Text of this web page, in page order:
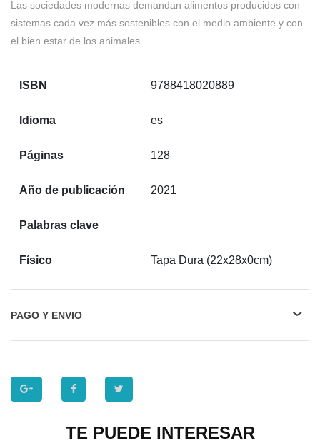
Las sociedades modernas demandan alimentos producidos con
sistemas cada vez más sostenibles con el medio ambiente y con
el bien estar de los animales.
ISBN 9788418020889
Idioma es
Páginas 128
Año de publicación 2021
Palabras clave
Físico Tapa Dura (22x28x0cm)
PAGO Y ENVIO
TE PUEDE INTERESAR